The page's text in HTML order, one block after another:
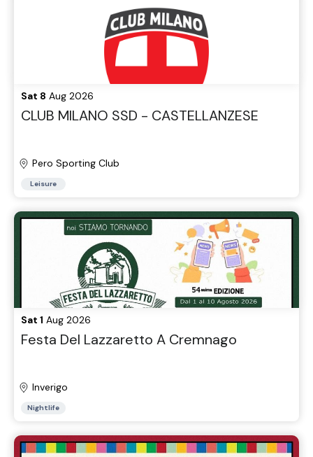
Sat 8 Aug 2026
CLUB MILANO SSD - CASTELLANZESE
Pero Sporting Club
Leisure
Sat 1 Aug 2026
Festa Del Lazzaretto A Cremnago
Inverigo
Nightlife